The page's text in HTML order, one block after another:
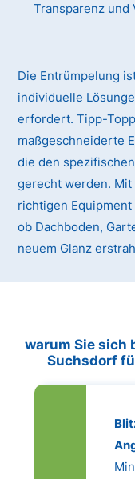
Transparenz und
Die Entrümpelung
individuelle
erfordert. Tipp-
maßgeschneiderte
die den
gerecht werden.
richtigen
ob Dachboden,
neuem Glanz
warum Sie sich
Suchsdorf